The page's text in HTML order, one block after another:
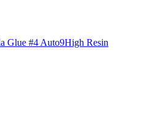
Glue #4 Auto9High Resin